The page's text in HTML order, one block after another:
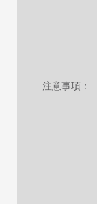
注意事項：